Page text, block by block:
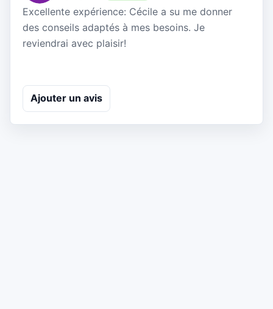
Excellente expérience: Cécile a su me donner
des conseils adaptés à mes besoins. Je
reviendrai avec plaisir!
Ajouter un avis